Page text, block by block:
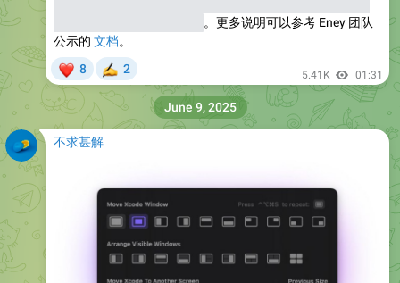
。更多说明可以参考 Eney 团队
公示的 文档。
8 2 5.41K 01:31
不求甚解
June 9, 2025